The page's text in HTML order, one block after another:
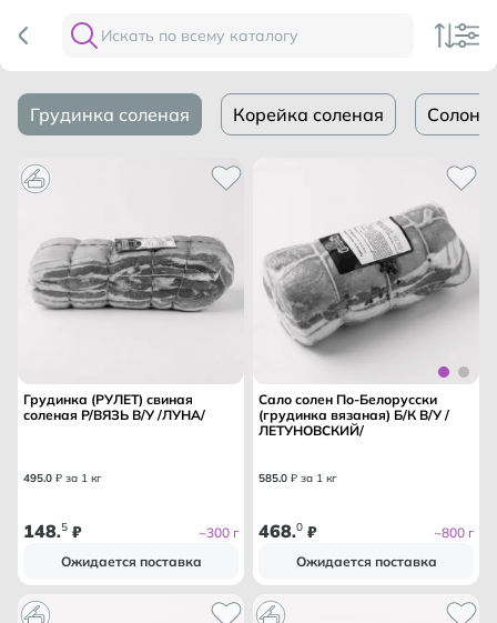
Грудинка соленая Корейка соленая
Грудинка (РУЛЕТ) свиная
соленая Р/ВЯЗЬ В/У /ЛУНА/
495.0 ₽ за 1 кг
148.5 ₽
~300 г
Ожидается поставка
Сало солен По-Белорусски
(грудинка вязаная) Б/К В/У /
ЛЕТУНОВСКИЙ/
585.0 ₽ за 1 кг
468.0 ₽
~800 г
Ожидается поставка